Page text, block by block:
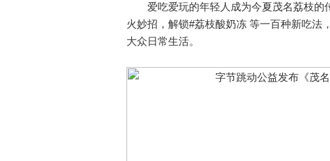
爱吃爱玩的年轻人成为今夏茂名荔枝的
火妙招，解锁#荔枝酸奶冻 等一百种新吃法
大众日常生活。